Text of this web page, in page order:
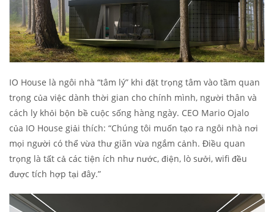
IO House là ngôi nhà “tâm lý” khi đặt trọng tâm vào tầm quan
trọng của việc dành thời gian cho chính mình, người thân và
cách ly khỏi bộn bề cuộc sống hàng ngày. CEO Mario Ojalo
của IO House giải thích: “Chúng tôi muốn tạo ra ngôi nhà nơi
mọi người có thể vừa thư giãn vừa ngắm cảnh. Điều quan
trọng là tất cả các tiện ích như nước, điện, lò sưởi, wifi đều
được tích hợp tại đây.”